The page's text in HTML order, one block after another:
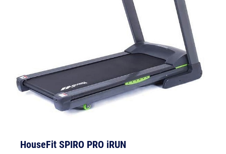
HouseFit SPIRO PRO iRUN